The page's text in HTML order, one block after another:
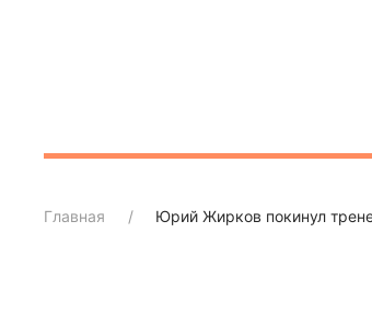
Главная Юрий Жирков покинул